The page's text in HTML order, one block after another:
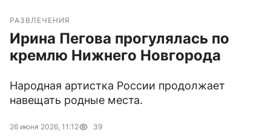
РАЗВЛЕЧЕНИЯ
Ирина Пегова прогулялась по
кремлю Нижнего Новгорода
Народная артистка России продолжает
навещать родные места.
26 июня 2026, 11:12 39